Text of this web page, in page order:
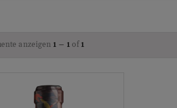
anzeigen 1 – 1of1